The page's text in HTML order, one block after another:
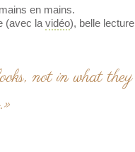
en mains.
(avec lavidéo), belle lecture
not in what they